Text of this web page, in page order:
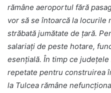
rămâne aeroportul fără
vor să se întoarcă la locurile
străbată jumătate de țară.
salariați de peste hotare,
esențială. În timp ce
repetate pentru construirea
la Tulcea rămâne